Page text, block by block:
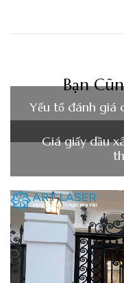
Bạn
Yếu tố đánh giá
Giá giấy dầu